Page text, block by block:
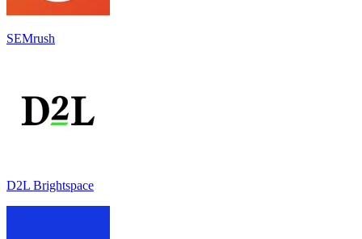
SEMrush
D2L Brightspace